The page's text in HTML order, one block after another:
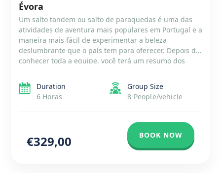
Évora
Um salto tandem ou salto de paraquedas é uma das
atividades de aventura mais populares em Portugal e a
maneira mais fácil de experimentar a beleza
deslumbrante que o país tem para oferecer. Depois de
conhecer toda a equipe, você terá um resumo dos
do corpo a ser tomado […]
Duration
6 Horas
Group Size
8 People/vehicle
€329,00 BOOK NOW